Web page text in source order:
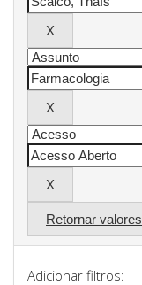
Retornar valores
Adicionar filtros: